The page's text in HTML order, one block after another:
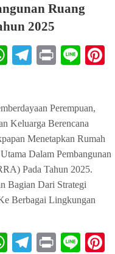
Ruang
2025
WhatsApp
Telegram
PrintLine
Perempuan,
Keluarga Berencana
Menetapkan Rumah
Dalam Pembangunan
Pada Tahun 2025.
Bagian Dari Strategi
Berbagai Lingkungan
WhatsApp
Telegram
PrintLine